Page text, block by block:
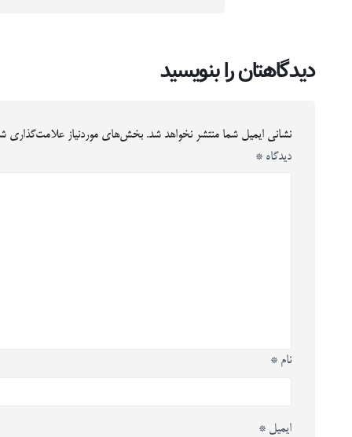
دیدگاهتان را بنویسید
نشانی ایمیل شما منتشر نخواهد شد. بخش‌های موردنیاز علامت‌گذاری
دیدگاه *
نام *
ایمیل *